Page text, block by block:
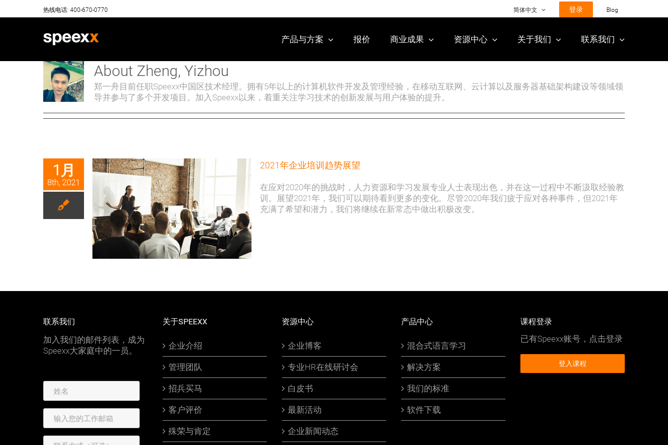
to
热线电话: 400-670-0770 简体中文 登录 Blog
产品与方案 报价 商业成果 资源中心 关于我们 联系我们
About Zheng, Yizhou
郑一舟目前任职Speexx中国区技术经理。拥有5年以上的计算机软件开发及管理经验，在移动互联网、云计算以及服务器基础架构建设等领域领
导并参与了多个开发项目。加入Speexx以来，着重关注学习技术的创新发展与用户体验的提升。
1月
8th, 2021
2021年企业培训趋势展望
在应对2020年的挑战时，人力资源和学习发展专业人士表现出色，并在这一过程中不断汲取经验教
训。展望2021年，我们可以期待看到更多的变化。尽管2020年我们疲于应对各种事件，但2021年
充满了希望和潜力，我们将继续在新常态中做出积极改变。
联系我们
加入我们的邮件列表，成为
Speexx大家庭中的一员。
关于SPEEXX
企业介绍
管理团队
招兵买马
客户评价
殊荣与肯定
资源中心
企业博客
专业HR在线研讨会
白皮书
最新活动
企业新闻动态
产品中心
混合式语言学习
解决方案
我们的标准
软件下载
课程登录
已有Speexx账号，点击登录
登入课程